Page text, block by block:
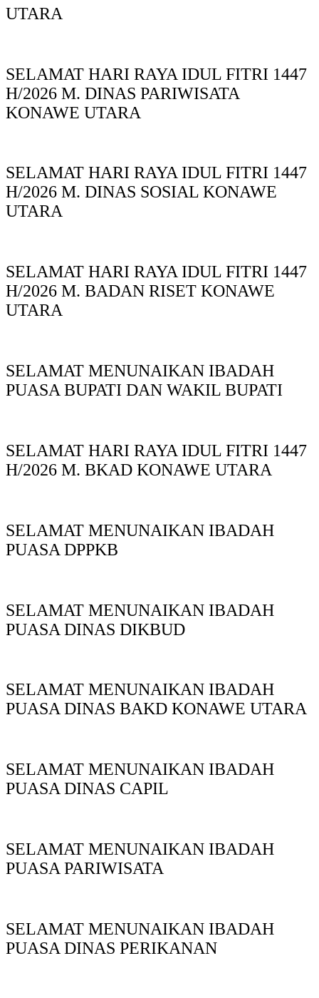
UTARA
SELAMAT HARI RAYA IDUL FITRI 1447
H/2026 M. DINAS PARIWISATA
KONAWE UTARA
SELAMAT HARI RAYA IDUL FITRI 1447
H/2026 M. DINAS SOSIAL KONAWE
UTARA
SELAMAT HARI RAYA IDUL FITRI 1447
H/2026 M. BADAN RISET KONAWE
UTARA
SELAMAT MENUNAIKAN IBADAH
PUASA BUPATI DAN WAKIL BUPATI
SELAMAT HARI RAYA IDUL FITRI 1447
H/2026 M. BKAD KONAWE UTARA
SELAMAT MENUNAIKAN IBADAH
PUASA DPPKB
SELAMAT MENUNAIKAN IBADAH
PUASA DINAS DIKBUD
SELAMAT MENUNAIKAN IBADAH
PUASA DINAS BAKD KONAWE UTARA
SELAMAT MENUNAIKAN IBADAH
PUASA DINAS CAPIL
SELAMAT MENUNAIKAN IBADAH
PUASA PARIWISATA
SELAMAT MENUNAIKAN IBADAH
PUASA DINAS PERIKANAN